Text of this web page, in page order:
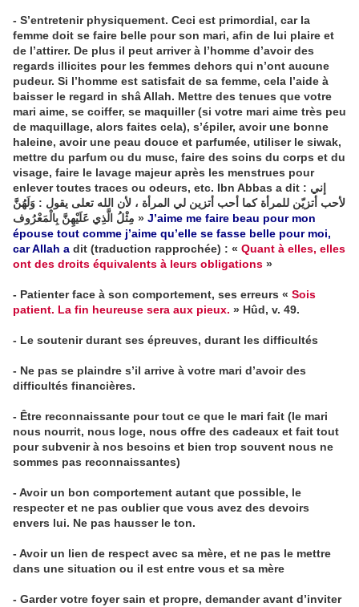
- S’entretenir physiquement. Ceci est primordial, car la
femme doit se faire belle pour son mari, afin de lui plaire et
de l’attirer. De plus il peut arriver à l’homme d’avoir des
regards illicites pour les femmes dehors qui n’ont aucune
pudeur. Si l’homme est satisfait de sa femme, cela l’aide à
baisser le regard in shâ Allah. Mettre des tenues que votre
mari aime, se coiffer, se maquiller (si votre mari aime très peu
de maquillage, alors faites cela), s’épiler, avoir une bonne
haleine, avoir une peau douce et parfumée, utiliser le siwak,
mettre du parfum ou du musc, faire des soins du corps et du
visage, faire le lavage majeur après les menstrues pour
enlever toutes traces ou odeurs, etc. Ibn Abbas a dit : إني
لأحب أتزيّن للمرأة كما أحب أتزين لي المرأة ، لأن الله تعلى يقول : وَلَهُنَّ
مِثْلُ الَّذِي عَلَيْهِنَّ بِالْمَعْرُوف » J’aime me faire beau pour mon
épouse tout comme j’aime qu’elle se fasse belle pour moi,
car Allah a dit (traduction rapprochée) : « Quant à elles, elles
ont des droits équivalents à leurs obligations »
- Patienter face à son comportement, ses erreurs « Sois
patient. La fin heureuse sera aux pieux. » Hûd, v. 49.
- Le soutenir durant ses épreuves, durant les difficultés
- Ne pas se plaindre s’il arrive à votre mari d’avoir des
difficultés financières.
- Être reconnaissante pour tout ce que le mari fait (le mari
nous nourrit, nous loge, nous offre des cadeaux et fait tout
pour subvenir à nos besoins et bien trop souvent nous ne
sommes pas reconnaissantes)
- Avoir un bon comportement autant que possible, le
respecter et ne pas oublier que vous avez des devoirs
envers lui. Ne pas hausser le ton.
- Avoir un lien de respect avec sa mère, et ne pas le mettre
dans une situation ou il est entre vous et sa mère
- Garder votre foyer sain et propre, demander avant d’inviter